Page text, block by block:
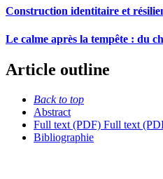
Construction identitaire et
Le calme après la tempête : du
Article outline
Back to top
Abstract
Full text (PDF) Full text
Bibliographie